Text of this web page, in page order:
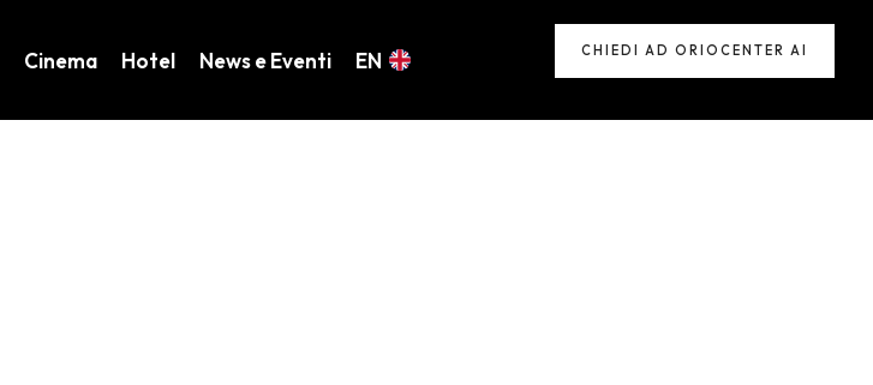
Cinema Hotel News e Eventi EN CHIEDI AD ORIOCENTER AI